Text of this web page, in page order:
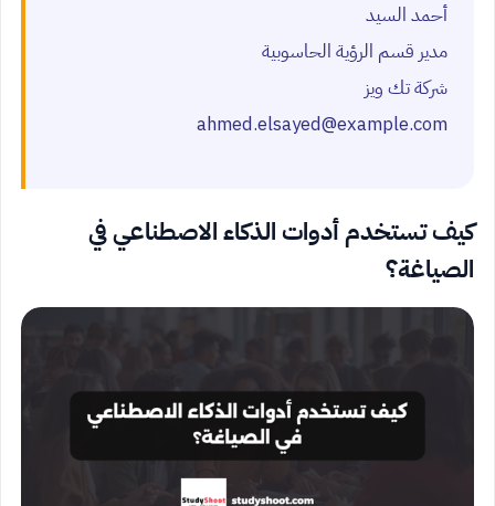
أحمد السيد
مدير قسم الرؤية الحاسوبية
شركة تك ويز
ahmed.elsayed@example.com
كيف تستخدم أدوات الذكاء الاصطناعي في
الصياغة؟